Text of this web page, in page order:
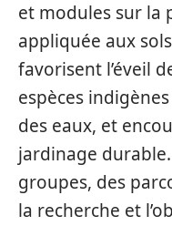
et modules sur la
appliquée aux
favorisent l’éveil
espèces
des eaux, et
jardinage
groupes, des
la recherche et